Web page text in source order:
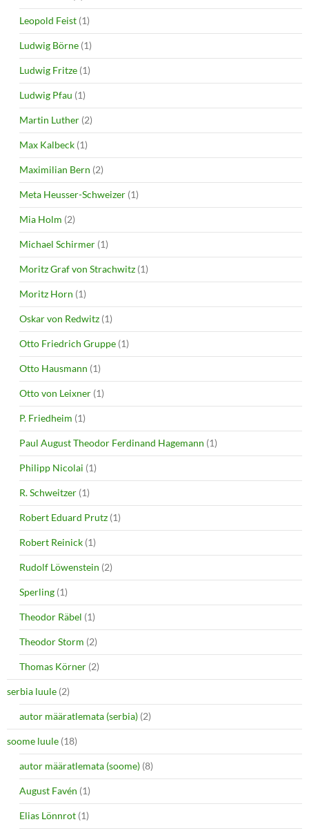
Leopold Feist (1)
Ludwig Börne (1)
Ludwig Fritze (1)
Ludwig Pfau (1)
Martin Luther (2)
Max Kalbeck (1)
Maximilian Bern (2)
Meta Heusser-Schweizer (1)
Mia Holm (2)
Michael Schirmer (1)
Moritz Graf von Strachwitz (1)
Moritz Horn (1)
Oskar von Redwitz (1)
Otto Friedrich Gruppe (1)
Otto Hausmann (1)
Otto von Leixner (1)
P. Friedheim (1)
Paul August Theodor Ferdinand Hagemann (1)
Philipp Nicolai (1)
R. Schweitzer (1)
Robert Eduard Prutz (1)
Robert Reinick (1)
Rudolf Löwenstein (2)
Sperling (1)
Theodor Räbel (1)
Theodor Storm (2)
Thomas Körner (2)
serbia luule (2)
autor määratlemata (serbia) (2)
soome luule (18)
autor määratlemata (soome) (8)
August Favén (1)
Elias Lönnrot (1)